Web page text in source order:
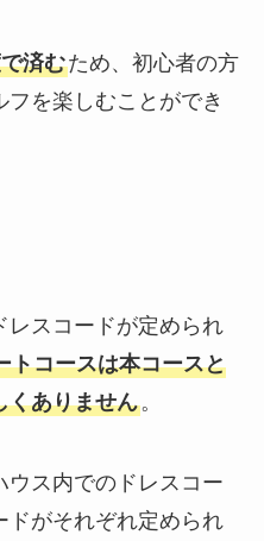
済むため、初心者の方
を楽しむことができ
レスコードが定められ
トコースは本コースと
くありません。
ス内でのドレスコー
ドがそれぞれ定められ